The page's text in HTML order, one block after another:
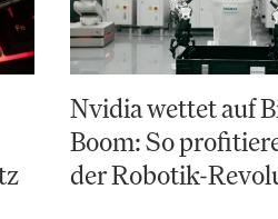
Nvidia wettet auf
Boom: So
der Robotik-